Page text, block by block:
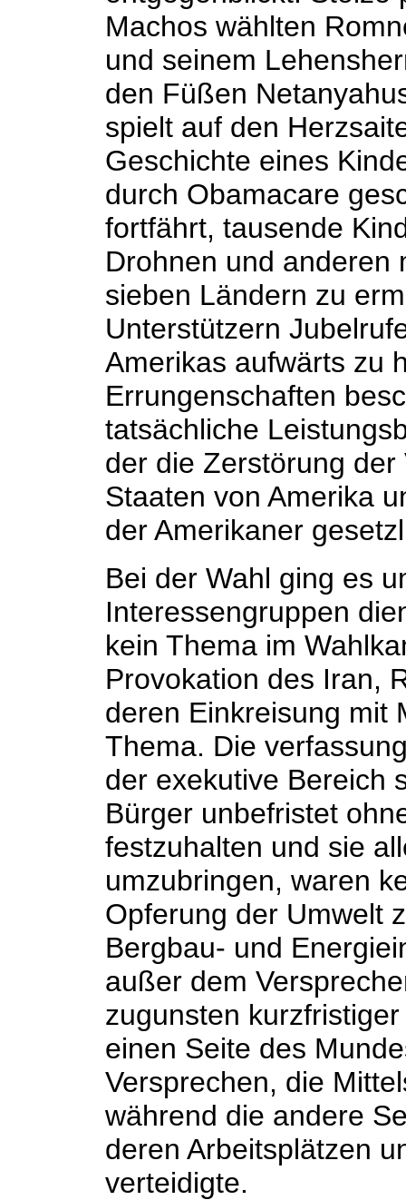
Machos wählten
und seinem
den Füßen
spielt auf den
Geschichte eines
durch Obamacare
fortfährt, tausende
Drohnen und anderen
sieben Ländern zu
Unterstützern
Amerikas aufwärts zu
Errungenschaften
tatsächliche
der die Zerstörung
Staaten von Amerika
der Amerikaner
Bei der Wahl ging es
Interessengruppen
kein Thema im
Provokation des Iran,
deren Einkreisung mit
Thema. Die
der exekutive Bereich
Bürger unbefristet
festzuhalten und sie
umzubringen, waren
Opferung der Umwelt
Bergbau- und
außer dem
zugunsten
einen Seite des
Versprechen, die
während die andere
deren Arbeitsplätzen
verteidigte.